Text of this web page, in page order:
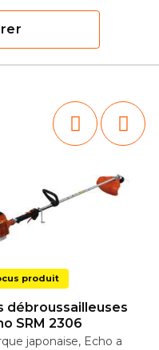
produit
débroussailleuses
SRM 2306
japonaise, Echo a